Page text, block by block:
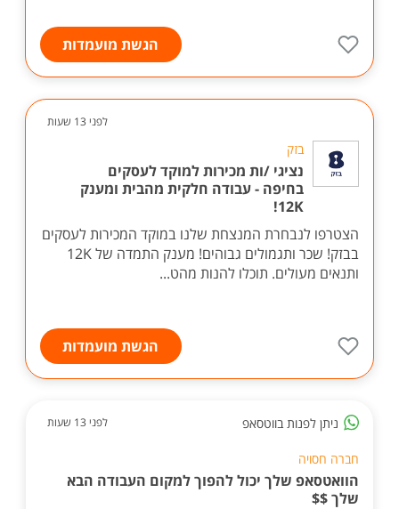
הגשת מועמדות
לפני 13 שעות
בזק
נציגי /ות מכירות למוקד לעסקים
בחיפה - עבודה חלקית מהבית ומענק
12K!
הצטרפו לנבחרת המנצחת שלנו במוקד המכירות לעסקים
בבזק! שכר ותגמולים גבוהים! מענק התמדה של 12K
ותנאים מעולים. תוכלו להנות מהט...
הגשת מועמדות
ניתן לפנות בווטסאפ לפני 13 שעות
חברה חסויה
הוואטסאפ שלך יכול להפוך למקום העבודה הבא
שלך $$